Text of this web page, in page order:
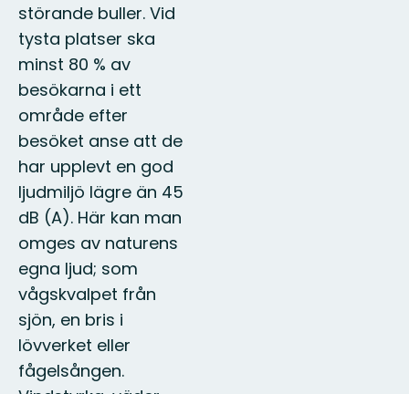
störande buller. Vid
tysta platser ska
minst 80 % av
besökarna i ett
område efter
besöket anse att de
har upplevt en god
ljudmiljö lägre än 45
dB (A). Här kan man
omges av naturens
egna ljud; som
vågskvalpet från
sjön, en bris i
lövverket eller
fågelsången.